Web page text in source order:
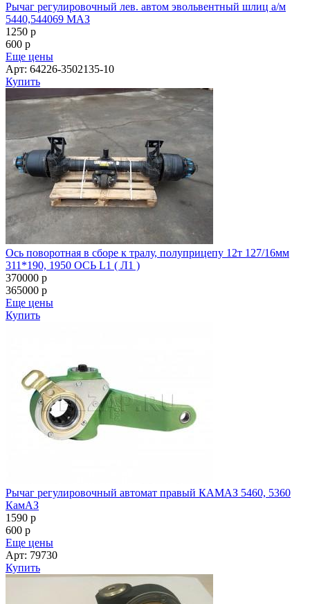
Рычаг регулировочный лев. автом эвольвентный шлиц а/м
5440,544069 МАЗ
1250 p
600 p
Еще цены
Арт: 64226-3502135-10
Купить
Ось поворотная в сборе к тралу, полуприцепу 12т 127/16мм
311*190, 1950 ОСЬ L1 ( Л1 )
370000 p
365000 p
Еще цены
Купить
Рычаг регулировочный автомат правый КАМАЗ 5460, 5360
КамАЗ
1590 p
600 p
Еще цены
Арт: 79730
Купить